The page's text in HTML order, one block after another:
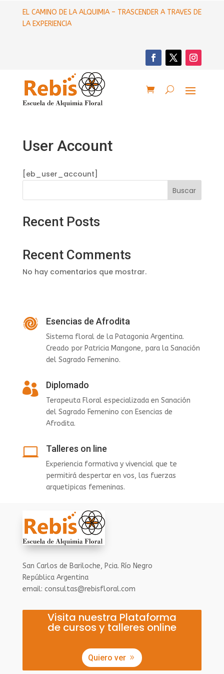
EL CAMINO DE LA ALQUIMIA – TRASCENDER A TRAVES DE
LA EXPERIENCIA
User Account
[eb_user_account]
Buscar
Recent Posts
Recent Comments
No hay comentarios que mostrar.
Esencias de Afrodita
Sistema floral de la Patagonia Argentina.
Creado por Patricia Mangone, para la Sanación
del Sagrado Femenino.
 Diplomado
Terapeuta Floral especializada en Sanación
del Sagrado Femenino con Esencias de
Afrodita.
 Talleres on line
Experiencia formativa y vivencial que te
permitirá despertar en vos, las fuerzas
arquetipicas femeninas.
San Carlos de Bariloche, Pcia. Río Negro
República Argentina
email: consultas@rebisfloral.com
Visita nuestra Plataforma
de cursos y talleres online
Quiero ver